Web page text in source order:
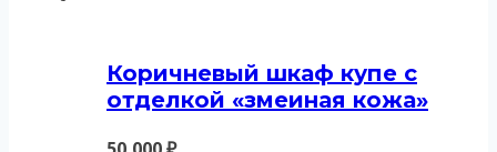
Коричневый шкаф купе с
отделкой «змеиная кожа»